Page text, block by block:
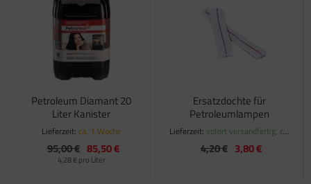
Petroleum Diamant 20
Liter Kanister
Lieferzeit: ca. 1 Woche
95,00 € 85,50 €
4,28 € pro Liter
Ersatzdochte für
Petroleumlampen
Lieferzeit: sofort versandfertig, ca.
1-3 Werktage
4,20 € 3,80 €